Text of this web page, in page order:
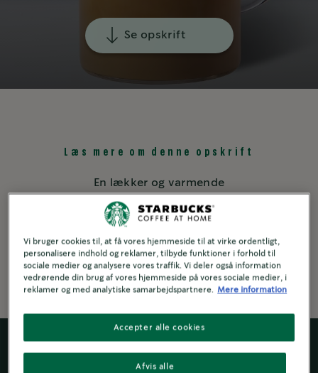
Se opskrift
Læs mere om denne opskrift
En lækker og varmende
smagskombination med al sæsonens
hjertelighed.
3 min. to make
Vi bruger cookies til, at få vores hjemmeside til at virke ordentligt,
personalisere indhold og reklamer, tilbyde funktioner i forhold til
sociale medier og analysere vores traffik. Vi deler også information
vedrørende din brug af vores hjemmeside på vores sociale medier, i
reklamer og med analytiske samarbejdspartnere.
Mere information
Afvis alle
Accepter alle cookies